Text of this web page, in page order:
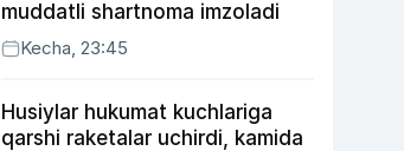
muddatli shartnoma imzoladi
Kecha, 23:45
Husiylar hukumat kuchlariga
qarshi raketalar uchirdi, kamida